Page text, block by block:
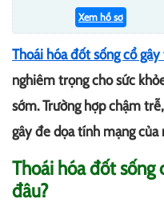
Xem hồ sơ
Thoái hóa đốt sống cổ
nghiêm trọng cho sức
sớm. Trường hợp chậm
gây đe dọa tính mạng của
Thoái hóa đốt sống
đâu?